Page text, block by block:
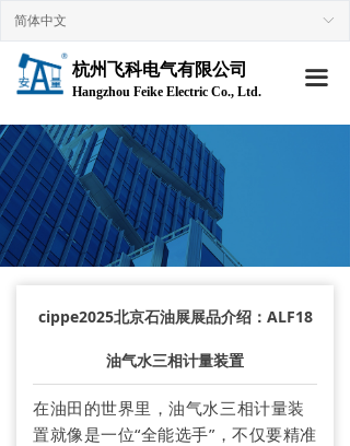
杭州飞科电气有限公司
Hangzhou Feike Electric Co., Ltd.
끀
首页
走进飞科
→ 公司简介
→企业文化
→ 组织架构
→ 荣誉资质
→ 技术专利
→ 原油含水分析仪
ꀅ
简体中文
在油田的世界里，油气水三相计量装
置就像是一位“全能选手”，不仅要精准
cippe2025北京石油展展品介绍：ALF18
油气水三相计量装置